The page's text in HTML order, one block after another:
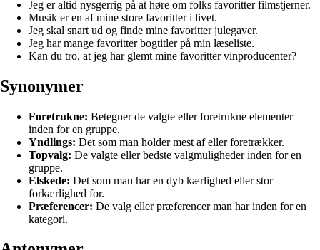
Jeg er altid nysgerrig på at høre om folks favoritter filmstjerner.
Musik er en af mine store favoritter i livet.
Jeg skal snart ud og finde mine favoritter julegaver.
Jeg har mange favoritter bogtitler på min læseliste.
Kan du tro, at jeg har glemt mine favoritter vinproducenter?
Synonymer
Foretrukne: Betegner de valgte eller foretrukne elementer
inden for en gruppe.
Yndlings: Det som man holder mest af eller foretrækker.
Topvalg: De valgte eller bedste valgmuligheder inden for en
gruppe.
Elskede: Det som man har en dyb kærlighed eller stor
forkærlighed for.
Præferencer: De valg eller præferencer man har inden for en
kategori.